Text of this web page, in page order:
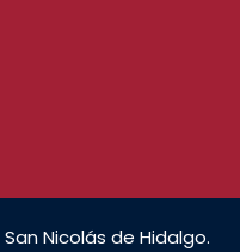
Nicolás de Hidalgo.